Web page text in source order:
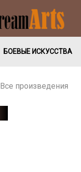
БОЕВЫЕ ИСКУССТВА
Все произведения